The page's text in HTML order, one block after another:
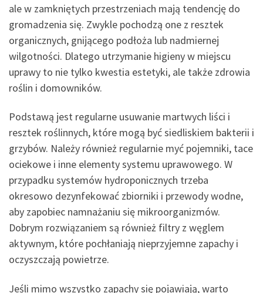
ale w zamkniętych przestrzeniach mają tendencję do
gromadzenia się. Zwykle pochodzą one z resztek
organicznych, gnijącego podłoża lub nadmiernej
wilgotności. Dlatego utrzymanie higieny w miejscu
uprawy to nie tylko kwestia estetyki, ale także zdrowia
roślin i domowników.
Podstawą jest regularne usuwanie martwych liści i
resztek roślinnych, które mogą być siedliskiem bakterii i
grzybów. Należy również regularnie myć pojemniki, tace
ociekowe i inne elementy systemu uprawowego. W
przypadku systemów hydroponicznych trzeba
okresowo dezynfekować zbiorniki i przewody wodne,
aby zapobiec namnażaniu się mikroorganizmów.
Dobrym rozwiązaniem są również filtry z węglem
aktywnym, które pochłaniają nieprzyjemne zapachy i
oczyszczają powietrze.
Jeśli mimo wszystko zapachy się pojawiają, warto